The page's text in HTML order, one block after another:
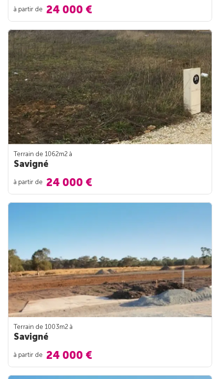
à partir de 24 000 €
Terrain de 1062m2 à
Savigné
à partir de 24 000 €
Terrain de 1003m2 à
Savigné
à partir de 24 000 €